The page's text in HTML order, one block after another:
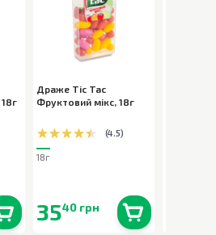
18г
Драже Tic Tac
Фруктовий мікс, 18г
(4.5)
18г
3540 грн